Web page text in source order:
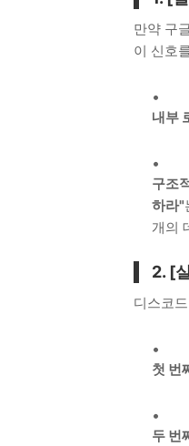
만약 구
이 신호
내부
구조
하라"
개의
2. [
디스코
첫 번
두 번